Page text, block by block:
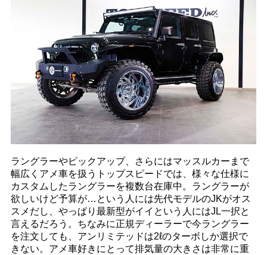
ラングラーやピックアップ、さらにはマッスルカーまで
幅広くアメ車を扱うトップスピードでは、様々な仕様に
カスタムしたラングラーを複数台在庫中。ラングラーが
欲しいけど予算が…という人には先代モデルのJKがオス
スメだし、やっぱり最新型がイイという人にはJL一択と
言えるだろう。ちなみに正規ディーラーで今ラングラー
を注文しても、アンリミテッドは2ℓのターボしか選択で
きない。アメ車好きにとって排気量の大きさは非常に重